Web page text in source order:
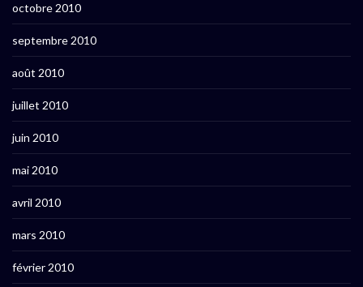
octobre 2010
septembre 2010
août 2010
juillet 2010
juin 2010
mai 2010
avril 2010
mars 2010
février 2010